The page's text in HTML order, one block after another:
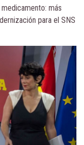
más
para el SNS